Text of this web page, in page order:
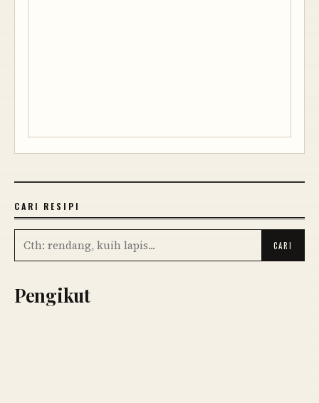
CARI RESIPI
Pengikut